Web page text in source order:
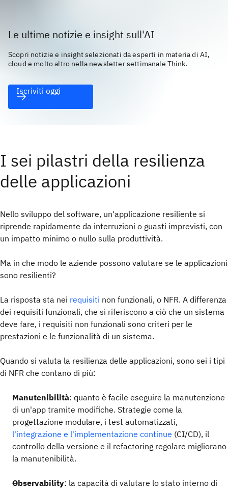
Le ultime notizie e insight sull'AI
Scopri notizie e insight selezionati da esperti in materia di AI,
cloud e molto altro nella newsletter settimanale Think.
Iscriviti oggi
I sei pilastri della resilienza
delle applicazioni
Nello sviluppo del software, un'applicazione resiliente si
riprende rapidamente da interruzioni o guasti imprevisti, con
un impatto minimo o nullo sulla produttività.
Ma in che modo le aziende possono valutare se le applicazioni
sono resilienti?
La risposta sta nei requisiti non funzionali, o NFR. A differenza
dei requisiti funzionali, che si riferiscono a ciò che un sistema
deve fare, i requisiti non funzionali sono criteri per le
prestazioni e le funzionalità di un sistema.
Quando si valuta la resilienza delle applicazioni, sono sei i tipi
di NFR che contano di più:
Manutenibilità: quanto è facile eseguire la manutenzione
di un'app tramite modifiche. Strategie come la
progettazione modulare, i test automatizzati,
l'integrazione e l'implementazione continue (CI/CD), il
controllo della versione e il refactoring regolare migliorano
la manutenibilità.
Observability: la capacità di valutare lo stato interno di